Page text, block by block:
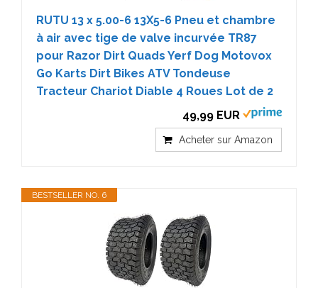
RUTU 13 x 5.00-6 13X5-6 Pneu et chambre
à air avec tige de valve incurvée TR87
pour Razor Dirt Quads Yerf Dog Motovox
Go Karts Dirt Bikes ATV Tondeuse
Tracteur Chariot Diable 4 Roues Lot de 2
49,99 EUR
Acheter sur Amazon
BESTSELLER NO. 6